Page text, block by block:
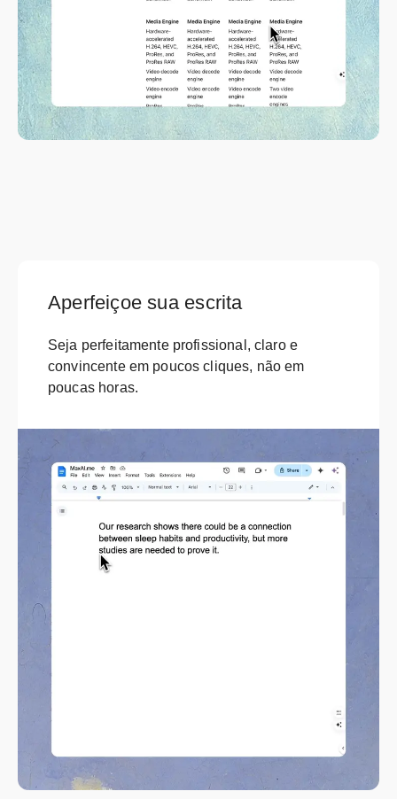
Aperfeiçoe sua escrita
Seja perfeitamente profissional, claro e
convincente em poucos cliques, não em
poucas horas.